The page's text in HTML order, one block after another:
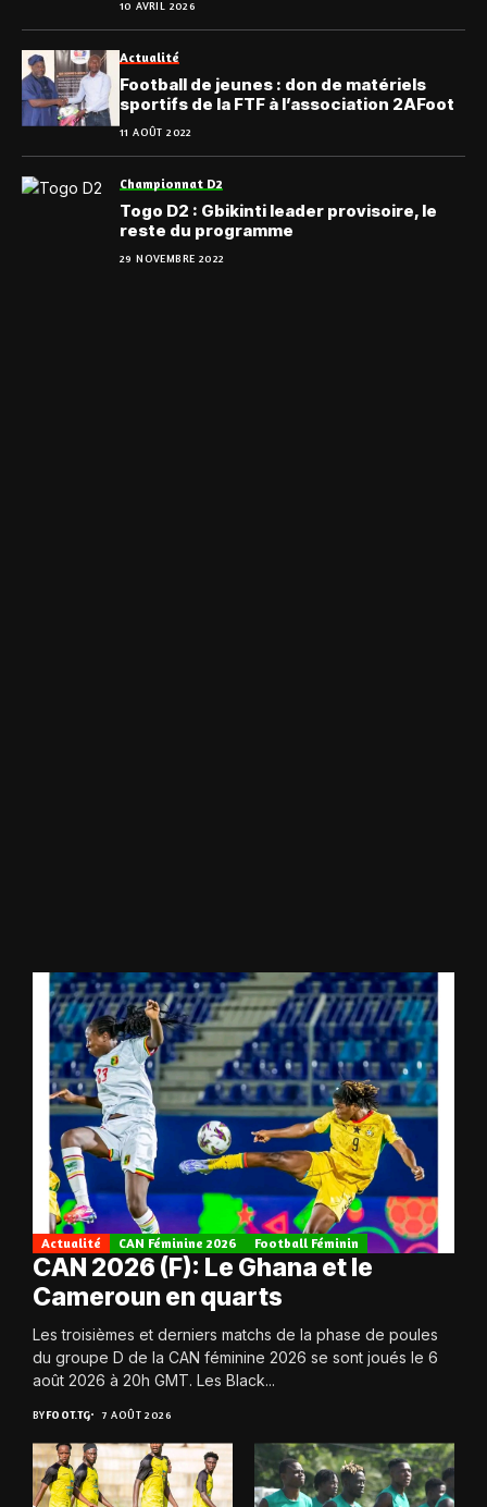
10 AVRIL 2026
Actualité
Football de jeunes : don de matériels
sportifs de la FTF à l’association 2AFoot
11 AOÛT 2022
Championnat D2
Togo D2 : Gbikinti leader provisoire, le
reste du programme
29 NOVEMBRE 2022
Actualité CAN Féminine 2026 Football Féminin
CAN 2026 (F): Le Ghana et le
Cameroun en quarts
Les troisièmes et derniers matchs de la phase de poules
du groupe D de la CAN féminine 2026 se sont joués le 6
août 2026 à 20h GMT. Les Black...
BYFOOT.TG 7 AOÛT 2026